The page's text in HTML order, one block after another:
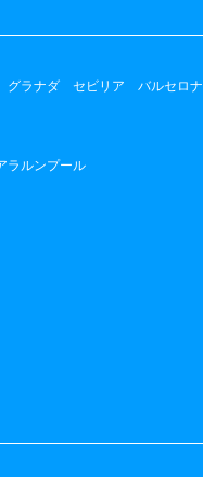
グラナダ セビリア
バルセロナ
ラルンプール